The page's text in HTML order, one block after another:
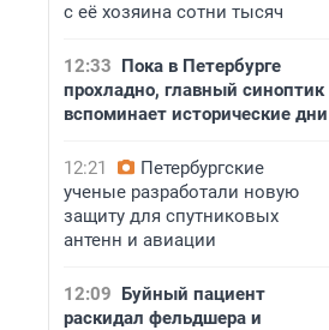
с её хозяина сотни тысяч
12:33 Пока в Петербурге
прохладно, главный синоптик
вспоминает исторические дни
12:21
Петербургские
ученые разработали новую
защиту для спутниковых
антенн и авиации
12:09 Буйный пациент
раскидал фельдшера и